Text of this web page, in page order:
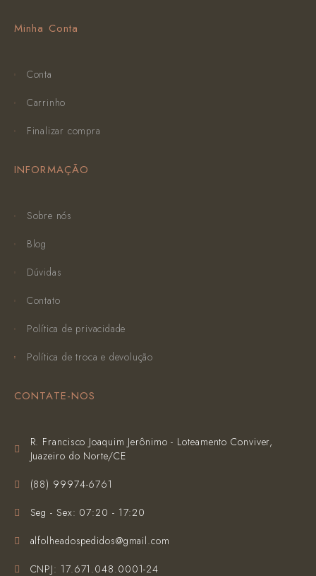
Minha Conta
Conta
Carrinho
Finalizar compra
INFORMAÇÃO
Sobre nós
Blog
Dúvidas
Contato
Política de privacidade
Política de troca e devolução
CONTATE-NOS
R. Francisco Joaquim Jerônimo - Loteamento Conviver,
Juazeiro do Norte/CE
(‪88) 99974-6761‬
Seg - Sex: 07:20 - 17:20
alfolheadospedidos@gmail.com
CNPJ: 17.671.048.0001-24